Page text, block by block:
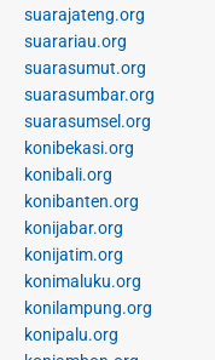
suarajateng.org
suarariau.org
suarasumut.org
suarasumbar.org
suarasumsel.org
konibekasi.org
konibali.org
konibanten.org
konijabar.org
konijatim.org
konimaluku.org
konilampung.org
konipalu.org